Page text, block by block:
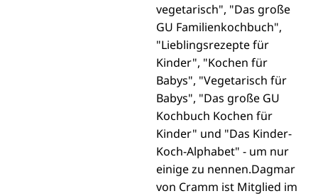
vegetarisch", "Das große
GU Familienkochbuch",
"Lieblingsrezepte für
Kinder", "Kochen für
Babys", "Vegetarisch für
Babys", "Das große GU
Kochbuch Kochen für
Kinder" und "Das Kinder-
Koch-Alphabet" - um nur
einige zu nennen.Dagmar
von Cramm ist Mitglied im